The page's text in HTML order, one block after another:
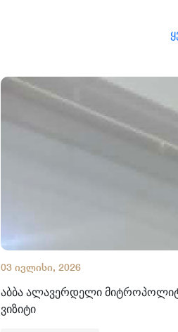
03 ივლისი, 2026
აბბა ალავერდელი
ვიზიტი